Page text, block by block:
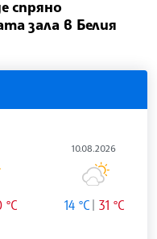
спряно
зала в Белия
°C
10.08.2026
14 °C 31 °C